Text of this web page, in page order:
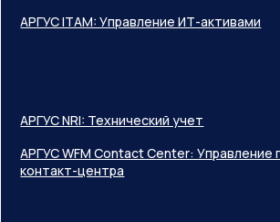
АРГУС NRI: Технический учет
АРГУС WFM Contact Center: Управление
контакт-центра
АРГУС ITAM: Управление ИТ-активами